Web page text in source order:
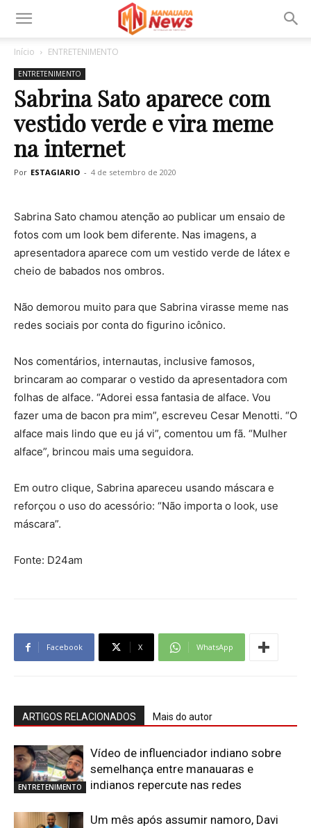
Início ENTRETENIMENTO
ENTRETENIMENTO
Sabrina Sato aparece com
vestido verde e vira meme
na internet
Por ESTAGIARIO - 4 de setembro de 2020
Sabrina Sato chamou atenção ao publicar um ensaio de
fotos com um look bem diferente. Nas imagens, a
apresentadora aparece com um vestido verde de látex e
cheio de babados nos ombros.
Não demorou muito para que Sabrina virasse meme nas
redes sociais por conta do figurino icônico.
Nos comentários, internautas, inclusive famosos,
brincaram ao comparar o vestido da apresentadora com
folhas de alface. “Adorei essa fantasia de alface. Vou
fazer uma de bacon pra mim”, escreveu Cesar Menotti. “O
alface mais lindo que eu já vi”, comentou um fã. “Mulher
alface”, brincou mais uma seguidora.
Em outro clique, Sabrina apareceu usando máscara e
reforçou o uso do acessório: “Não importa o look, use
máscara”.
Fonte: D24am
Facebook X WhatsApp
ARTIGOS RELACIONADOS Mais do autor
ENTRETENIMENTO
Vídeo de influenciador indiano sobre
semelhança entre manauaras e
indianos repercute nas redes
Um mês após assumir namoro, Davi